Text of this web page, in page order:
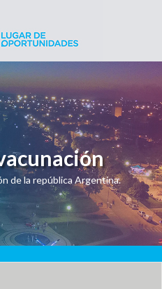
de la república Argentina.